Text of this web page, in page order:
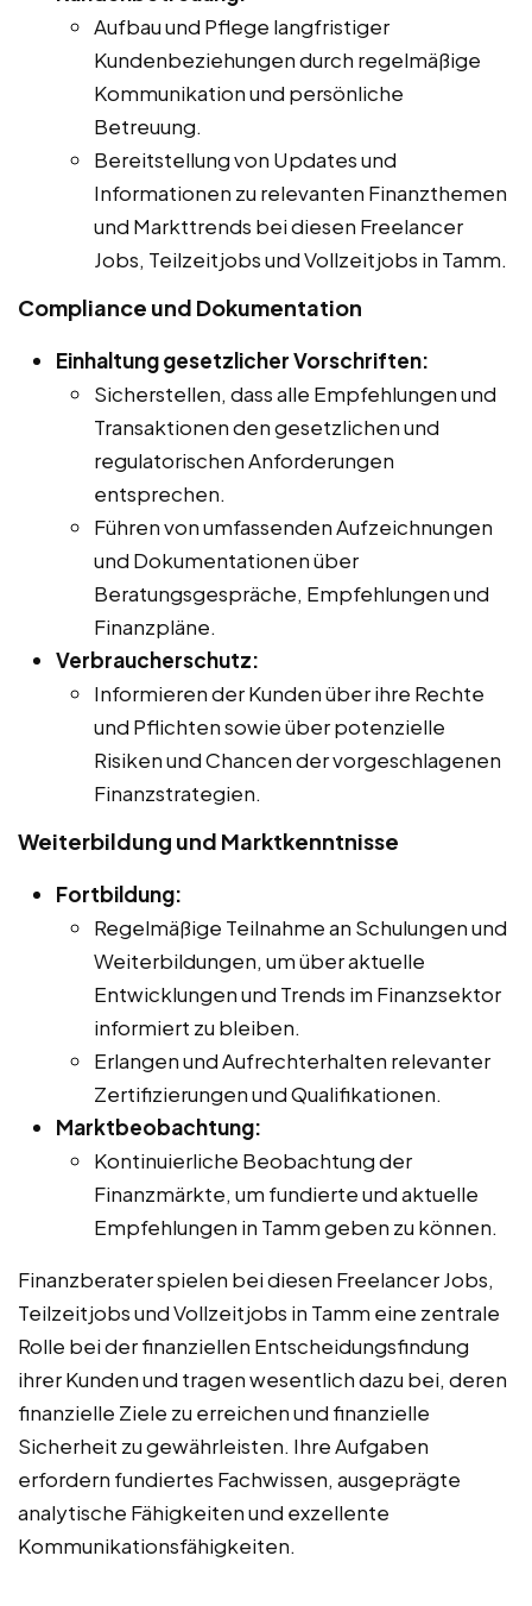
Aufbau und Pflege langfristiger
Kundenbeziehungen durch regelmäßige
Kommunikation und persönliche
Betreuung.
Bereitstellung von Updates und
Informationen zu relevanten Finanzthemen
und Markttrends bei diesen Freelancer
Jobs, Teilzeitjobs und Vollzeitjobs in Tamm.
Compliance und Dokumentation
Einhaltung gesetzlicher Vorschriften:
Sicherstellen, dass alle Empfehlungen und
Transaktionen den gesetzlichen und
regulatorischen Anforderungen
entsprechen.
Führen von umfassenden Aufzeichnungen
und Dokumentationen über
Beratungsgespräche, Empfehlungen und
Finanzpläne.
Verbraucherschutz:
Informieren der Kunden über ihre Rechte
und Pflichten sowie über potenzielle
Risiken und Chancen der vorgeschlagenen
Finanzstrategien.
Weiterbildung und Marktkenntnisse
Fortbildung:
Regelmäßige Teilnahme an Schulungen und
Weiterbildungen, um über aktuelle
Entwicklungen und Trends im Finanzsektor
informiert zu bleiben.
Erlangen und Aufrechterhalten relevanter
Zertifizierungen und Qualifikationen.
Marktbeobachtung:
Kontinuierliche Beobachtung der
Finanzmärkte, um fundierte und aktuelle
Empfehlungen in Tamm geben zu können.
Finanzberater spielen bei diesen Freelancer Jobs,
Teilzeitjobs und Vollzeitjobs in Tamm eine zentrale
Rolle bei der finanziellen Entscheidungsfindung
ihrer Kunden und tragen wesentlich dazu bei, deren
finanzielle Ziele zu erreichen und finanzielle
Sicherheit zu gewährleisten. Ihre Aufgaben
erfordern fundiertes Fachwissen, ausgeprägte
analytische Fähigkeiten und exzellente
Kommunikationsfähigkeiten.